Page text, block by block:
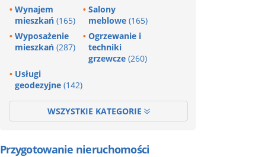
Wynajem
mieszkań (165)
Salony
meblowe (165)
Wyposażenie
mieszkań (287)
Ogrzewanie i
techniki
grzewcze (260)
Usługi
geodezyjne (142)
WSZYSTKIE KATEGORIE
Przygotowanie nieruchomości